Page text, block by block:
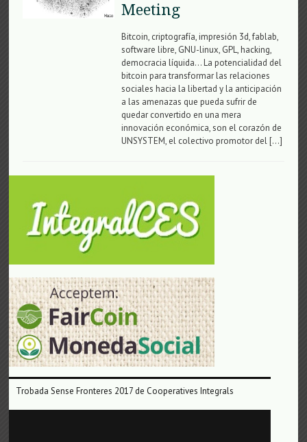
Meeting
Bitcoin, criptografía, impresión 3d, fablab,
software libre, GNU-linux, GPL, hacking,
democracia líquida… La potencialidad del
bitcoin para transformar las relaciones
sociales hacia la libertad y la anticipación
a las amenazas que pueda sufrir de
quedar convertido en una mera
innovación económica, son el corazón de
UNSYSTEM, el colectivo promotor del […]
Trobada Sense Fronteres 2017 de Cooperatives Integrals